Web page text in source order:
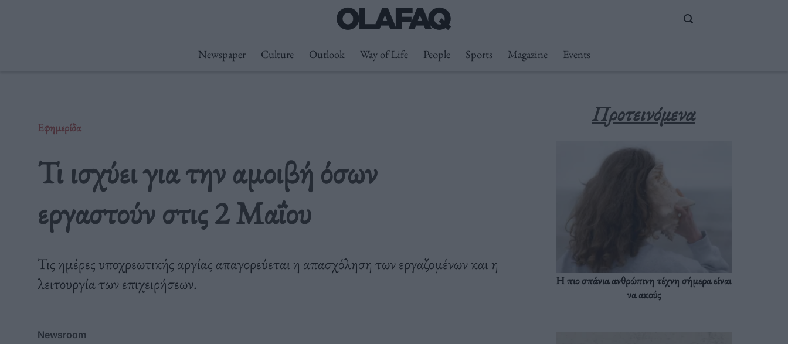
Newspaper Culture Outlook Way of Life People Sports Magazine Events
Εφημερίδα
Τι ισχύει για την αμοιβή όσων
εργαστούν στις 2 Μαΐου
Τις ημέρες υποχρεωτικής αργίας απαγορεύεται η απασχόληση των εργαζομένων και η
λειτουργία των επιχειρήσεων.
Newsroom
Προτεινόμενα
Η πιο σπάνια ανθρώπινη τέχνη σήμερα είναι
να ακούς